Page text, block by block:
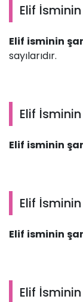
Elif
Elif isminin
sayılarıdır.
Elif
Elif isminin
Elif İsminin
Elif isminin
Elif